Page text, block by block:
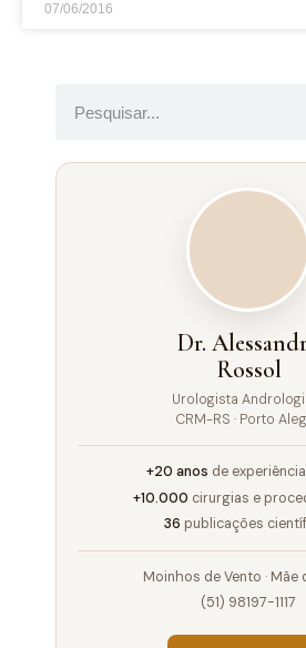
07/06/2016
Dr.
Rossol
Urologista
CRM-RS · Porto
+20 anos de
+10.000 cirurgias e
36 publicações
Moinhos de Vento · Mãe
(51) 98197-1117